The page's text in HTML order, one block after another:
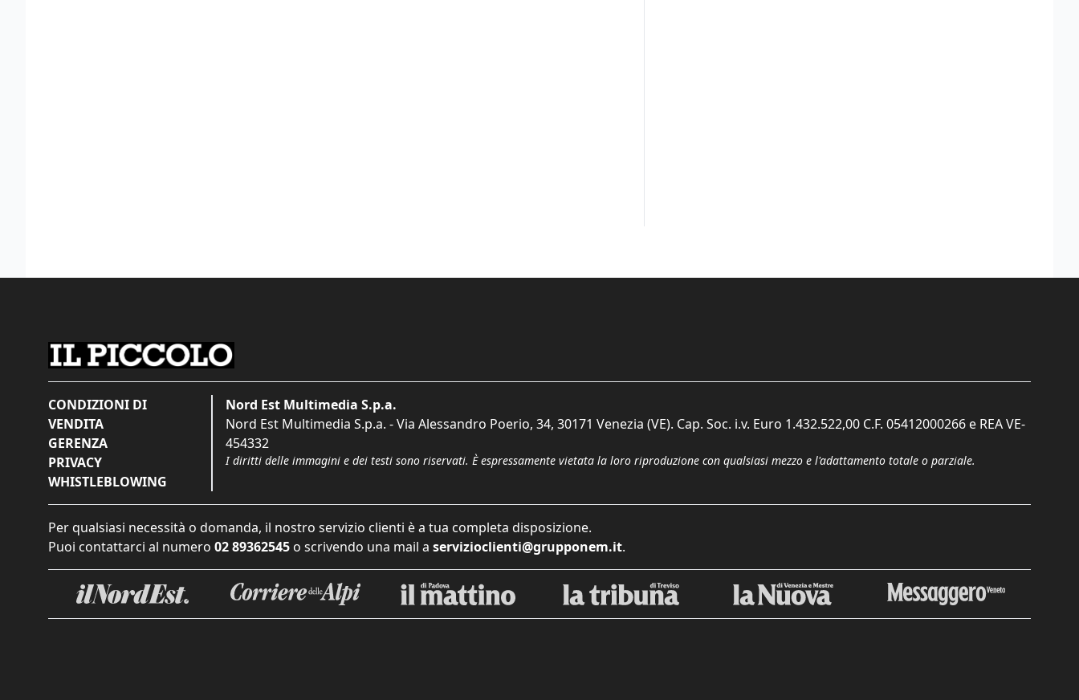
CONDIZIONI DI
VENDITA
GERENZA
PRIVACY
WHISTLEBLOWING
Nord Est Multimedia S.p.a.
Nord Est Multimedia S.p.a. - Via Alessandro Poerio, 34, 30171 Venezia (VE). Cap. Soc. i.v. Euro 1.432.522,00 C.F. 05412000266 e REA VE-
454332
I diritti delle immagini e dei testi sono riservati. È espressamente vietata la loro riproduzione con qualsiasi mezzo e l'adattamento totale o parziale.
Per qualsiasi necessità o domanda, il nostro servizio clienti è a tua completa disposizione.
Puoi contattarci al numero 02 89362545 o scrivendo una mail a servizioclienti@grupponem.it.